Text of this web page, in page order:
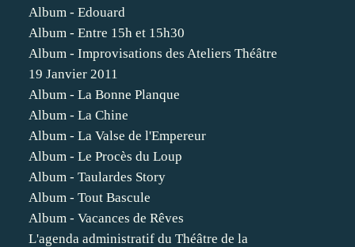
Album - Edouard
Album - Entre 15h et 15h30
Album - Improvisations des Ateliers Théâtre
19 Janvier 2011
Album - La Bonne Planque
Album - La Chine
Album - La Valse de l'Empereur
Album - Le Procès du Loup
Album - Taulardes Story
Album - Tout Bascule
Album - Vacances de Rêves
L'agenda administratif du Théâtre de la